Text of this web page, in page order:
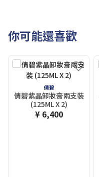
你可能還喜歡
倩碧
倩碧紫晶卸妝膏兩支裝
(125ML X 2)
¥ 6,400